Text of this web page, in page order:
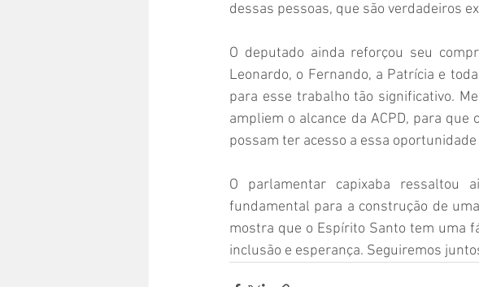
dessas pessoas, que são verdadeiros
O deputado ainda reforçou seu
Leonardo, o Fernando, a Patrícia e
para esse trabalho tão significativo.
ampliem o alcance da ACPD, para
possam ter acesso a essa
O parlamentar capixaba ressaltou
fundamental para a construção de
mostra que o Espírito Santo tem uma
inclusão e esperança. Seguiremos